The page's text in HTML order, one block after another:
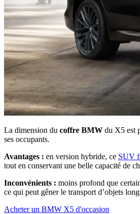
La dimension du coffre BMW du X5 est
ses occupants.
Avantages : en version hybride, ce SUV
tout en conservant une belle capacité de
Inconvénients : moins profond que
ce qui peut gêner le transport d’objets
Acheter un BMW X5 d'occasion